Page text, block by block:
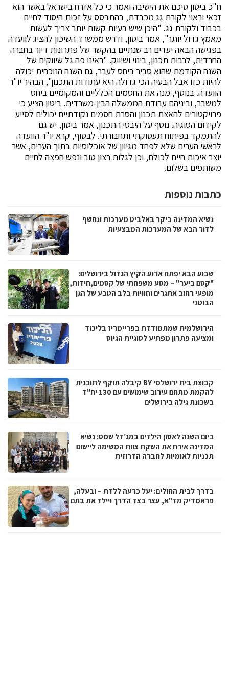
ח"כ ביטון סיכם את הישיבה ואמר כי כל אזרח בישראל באשר הוא
זכאי וראוי לקורת גג מכבדת, בהתבסס על זכות היסוד לחיים
בכבוד ולקורת גג. "היכן שיש בעיות קשות יותר צריך לעשות
מאמץ גדול יותר", אמר ביטון, ודרש ממשרד השיכון להציג לוועדה
בפגישה הבאה יעדים רב שנתיים בהקשר של פתרונות דיור בחברה
החרדית, לרבות תכנון, בינוי ושיווק. "ראינו פה גל שיווקים של
השנה הקודמת שהוא סביר ביחס לעבר, גם השנה הנוכחית יכולה
להיות כזו אבל הבעיה הכי גדולה היא עתודות התכנון", הבהיר יו"ר
הוועדה. בנוסף, מנה את החסמים הכלליים והמקומיים ביחס
למשבר, וביניהם עבודת הממשלה הבין-משרדית. ביטון הציע כי
פרויקטורים להאצת תכנון והסרת חסמים נקודתיים יכולים לסייע
לקידום הסוגיה. נוסף על היבטי התכנון, אמר ביטון, יש גם
להתמקד בפיתוח תעסוקתי ותחבורתי. לבסוף, קרא יו"ר הוועדה
לראשי הערים שלא לפחד מגיוון של אוכלוסיות בתוך הערים, אשר
יוצר איכות חיים לכולם, וכן לגלות רצון טוב ונפש חפצה לחיים
משותפים בשלום.
כתבות נוספות
נשיא המדינה ביקר באלביט מערכות ונחשף
לדור הבא של המערכות המבצעיות
שבוע הבא יפתח ארוע הקיץ הגדול בירושלים:
"קסם ביער" – מסע משפחתי של קסמים,חידות,
מופעי רחוב אתגרים וחוויות בלב הטבע של הגן
הבוטני
הירושלמית שמתמודדת בפריימריז בליכוד
ומציעה פתרון מפתיע לסוגיית הגיוס
קבוצת בית ירושלמי BY קיבלה תוקף לתוכנית
להקמת מתחם עירוב שימושים עם 130 יח"ד
בשכונת גילה בירושלים
ביום השנה לאסון הילדים במג׳דל שמס: נשיא
המדינה אירח את השקת צוות המשימה ליישום
תכניות לאומיות לחברה הדרוזית
בדרך לבית החולים: יעל כרעה ללדת – ובעלה,
פראמדיק מד"א, עצר בצד הדרך ויילד את בתם